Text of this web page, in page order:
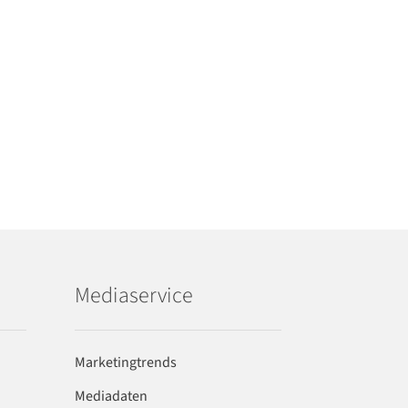
Mediaservice
Marketingtrends
Mediadaten